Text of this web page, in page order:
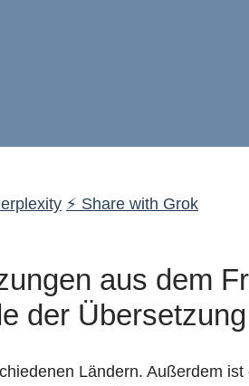
⚡ Share with Grok
aus dem
der
Ländern. Außerdem